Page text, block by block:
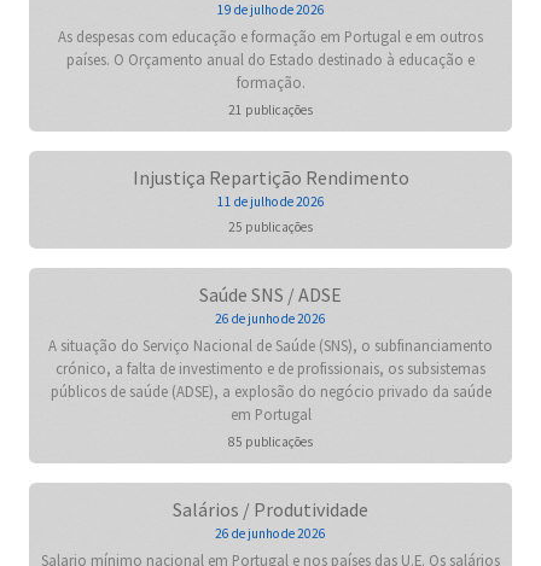
19 de julho de 2026
As despesas com educação e formação em Portugal e em outros
países. O Orçamento anual do Estado destinado à educação e
formação.
21 publicações
Injustiça Repartição Rendimento
11 de julho de 2026
25 publicações
Saúde SNS / ADSE
26 de junho de 2026
A situação do Serviço Nacional de Saúde (SNS), o subfinanciamento
crónico, a falta de investimento e de profissionais, os subsistemas
públicos de saúde (ADSE), a explosão do negócio privado da saúde
em Portugal
85 publicações
Salários / Produtividade
26 de junho de 2026
Salario mínimo nacional em Portugal e nos países das U.E. Os salários